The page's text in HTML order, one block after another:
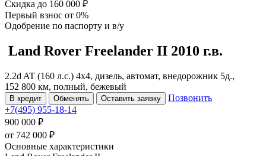
Скидка до 160 000 ₽
Первый взнос от 0%
Одобрение по паспорту и в/у
Land Rover Freelander II 2010 г.в.
2.2d AT (160 л.с.) 4x4, дизель, автомат, внедорожник 5д.,
152 800 км, полный, бежевый
В кредит Обменять Оставить заявку
Позвонить
+7(495) 955-18-14
900 000 ₽
от 742 000 ₽
Основные характеристики